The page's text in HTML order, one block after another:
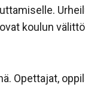
koulun
Opettajat,